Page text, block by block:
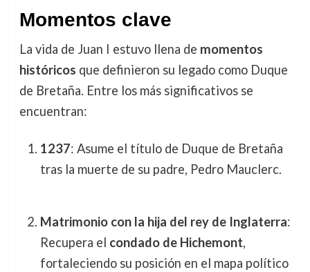
Momentos clave
La vida de Juan I estuvo llena de momentos
históricos que definieron su legado como Duque
de Bretaña. Entre los más significativos se
encuentran:
1237: Asume el título de Duque de Bretaña
tras la muerte de su padre, Pedro Mauclerc.
Matrimonio con la hija del rey de Inglaterra:
Recupera el condado de Hichemont,
fortaleciendo su posición en el mapa político